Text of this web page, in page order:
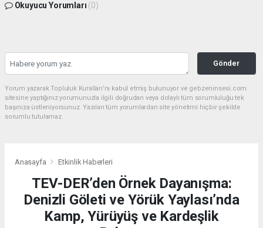
Okuyucu Yorumları (0)
Gönder
Yorum yazarak Topluluk Kuralları’nı kabul etmiş bulunuyor ve gebzeninsesi.com
sitesine yaptığınız yorumunuzla ilgili doğrudan veya dolaylı tüm sorumluluğu tek
başınıza üstleniyorsunuz. Yazılan tüm yorumlardan site yönetimi hiçbir şekilde
sorumlu tutulamaz.
Anasayfa Etkinlik Haberleri
TEV-DER’den Örnek Dayanışma:
Denizli Göleti ve Yörük Yaylası’nda
Kamp, Yürüyüş ve Kardeşlik